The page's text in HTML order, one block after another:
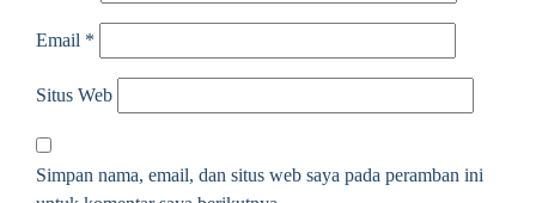
Email *
Situs Web
Simpan nama, email, dan situs web saya pada peramban ini